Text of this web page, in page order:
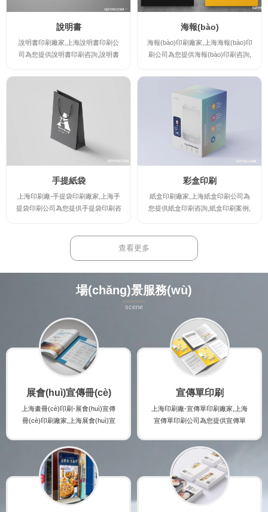
說明書
說明書印刷廠家,上海說明書印刷公
司為您提供說明書印刷咨詢,說明書
明書印刷報(bào)價(jià),讓您實(shí)
時(shí)了解說明書印刷廠家的最新規
(guī)格及報(bào)價(jià),并提供說明
書印刷時(shí)的注意事項(xiàng),印
刷出讓您滿意的高檔說明書印刷產(c
海報(bào)
海報(bào)印刷廠家,上海海報(bào)印
刷公司為您提供海報(bào)印刷咨詢,
(guī)格及海報(bào)印刷報(bào)價(ji
à),讓您實(shí)時(shí)了解海報(bào)
印刷廠家的最新規(guī)格及報(bào)
價(jià),并提供海報(bào)印刷時(shí)
的注意事項(xiàng),印刷出讓您滿意
的高檔海報(bào)印刷產(chǎn)品。
手提紙袋
上海印刷廠-手提袋印刷廠家,上海手
提袋印刷公司為您提供手提袋印刷咨
實(shí)時(shí)了解手提袋印刷廠家
的最新規(guī)格及報(bào)價(jià),并
印刷產(chǎn)品。
彩盒印刷
紙盒印刷廠家,上海紙盒印刷公司為
您提供紙盒印刷咨詢,紙盒印刷案例,
印刷廠家的最新規(guī)格及報(bào)
價(jià),并提供紙盒印刷時(shí)的注意
查看更多
場(chǎng)景服務(wù)
scene
展會(huì)宣傳冊(cè)
上海畫冊(cè)印刷-展會(huì)宣傳
冊(cè)印刷廠家,上海展會(huì)宣
宣傳冊(cè)印刷案例,展會(huì)宣
傳冊(cè)印刷規(guī)格及展會(hu
ì)宣傳冊(cè)印刷報(bào)價(jià),讓
您實(shí)時(shí)了解展會(huì)宣
傳冊(cè)印刷廠家的最新規(guī)
宣傳單印刷
上海印刷廠-宣傳單印刷廠家,上海
宣傳單印刷公司為您提供宣傳單
o)價(jià),讓您實(shí)時(shí)了解
宣傳單印刷廠家的最新規(guī)格
及報(bào)價(jià),并提供宣傳單印
刷時(shí)的注意事項(xiàng),印刷
出讓您滿意的高檔宣傳單印刷產